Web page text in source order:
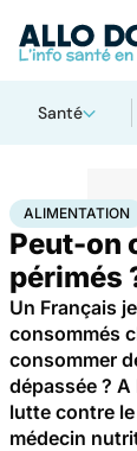
Santé
AccueilSanté
ALIMENTATION
Peut-on
périmés
Un Français
consommés
consommer
dépassée ?
lutte contre
médecin